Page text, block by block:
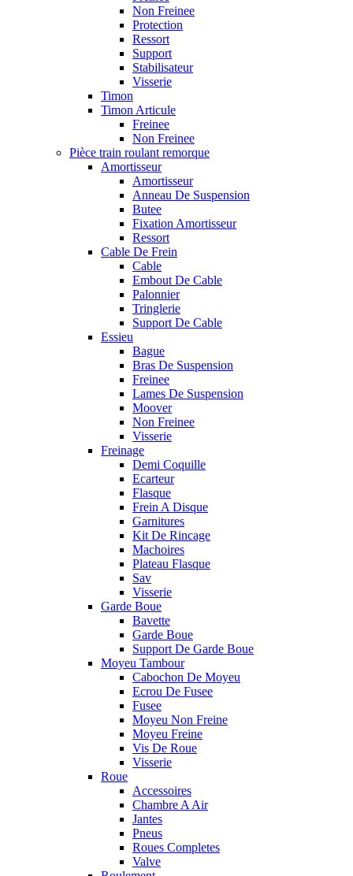
Non Freinee
Protection
Ressort
Support
Stabilisateur
Visserie
Timon
Timon Articule
Freinee
Non Freinee
Pièce train roulant remorque
Amortisseur
Amortisseur
Anneau De Suspension
Butee
Fixation Amortisseur
Ressort
Cable De Frein
Cable
Embout De Cable
Palonnier
Tringlerie
Support De Cable
Essieu
Bague
Bras De Suspension
Freinee
Lames De Suspension
Moover
Non Freinee
Visserie
Freinage
Demi Coquille
Ecarteur
Flasque
Frein A Disque
Garnitures
Kit De Rincage
Machoires
Plateau Flasque
Sav
Visserie
Garde Boue
Bavette
Garde Boue
Support De Garde Boue
Moyeu Tambour
Cabochon De Moyeu
Ecrou De Fusee
Fusee
Moyeu Non Freine
Moyeu Freine
Vis De Roue
Visserie
Roue
Accessoires
Chambre A Air
Jantes
Pneus
Roues Completes
Valve